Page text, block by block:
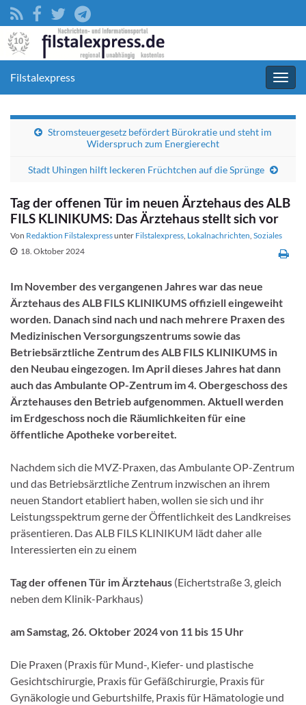
Filstalexpress
Stromsteuergesetz befördert Bürokratie und steht im
Widerspruch zum Energierecht
Stadt Uhingen hilft leckeren Früchtchen auf die Sprünge
Tag der offenen Tür im neuen Ärztehaus des ALB
FILS KLINIKUMS: Das Ärztehaus stellt sich vor
Von Redaktion Filstalexpressunter Filstalexpress, Lokalnachrichten, Soziales
18. Oktober 2024
Im November des vergangenen Jahres war das neue
Ärztehaus des ALB FILS KLINIKUMS offiziell eingeweiht
worden. Danach sind nach und nach mehrere Praxen des
Medizinischen Versorgungszentrums sowie das
Betriebsärztliche Zentrum des ALB FILS KLINIKUMS in
den Neubau eingezogen. Im April dieses Jahres hat dann
auch das Ambulante OP-Zentrum im 4. Obergeschoss des
Ärztehauses den Betrieb aufgenommen. Aktuell werden
im Erdgeschoss noch die Räumlichkeiten für eine
öffentliche Apotheke vorbereitet.
Nachdem sich die MVZ-Praxen, das Ambulante OP-Zentrum
und das Betriebsärztliche Zentrum inzwischen an ihrem
neuen Standort etabliert haben, wollen sie sich und ihr
Leistungsspektrum gerne der Öffentlichkeit des Landkreises
präsentieren. Das ALB FILS KLINIKUM lädt daher alle
Interessierten ein zu einem
Tag der offenen Tür im Ärztehaus (Eichertstraße 3, gleich
neben dem Klinik-Parkhaus)
am Samstag, 26. Oktober 2024 von 11 bis 15 Uhr
Die Praxen (Praxis für Mund-, Kiefer- und plastische
Gesichtschirurgie, Praxis für Gefäßchirurgie, Praxis für
Gynäkologie und Geburtshilfe, Praxis für Hämatologie und